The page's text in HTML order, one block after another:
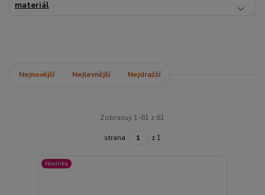
materiál
Nejnovější Nejlevnější Nejdražší
Zobrazuji 1-61 z 61
strana z 1
Novinka